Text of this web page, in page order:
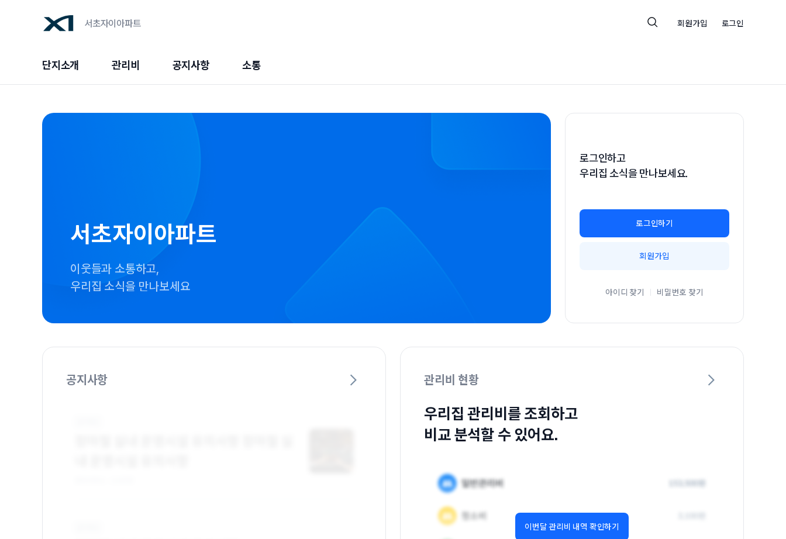
서초자이아파트 회원가입 로그인
단지소개 관리비 공지사항 소통
서초자이아파트
이웃들과 소통하고,
우리집 소식을 만나보세요
로그인하고
우리집 소식을 만나보세요.
로그인하기
회원가입
아이디 찾기 비밀번호 찾기
공지사항 관리비 현황
우리집 관리비를 조회하고
비교 분석할 수 있어요.
이번달 관리비 내역 확인하기